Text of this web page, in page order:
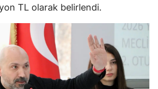
TL olarak belirlendi.